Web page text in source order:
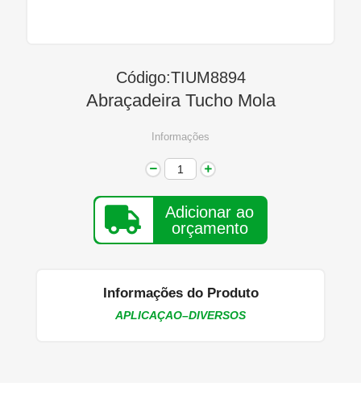
Código:TIUM8894
Abraçadeira Tucho Mola
Informações
Adicionar ao
orçamento
Informações do Produto
APLICAÇAO–DIVERSOS